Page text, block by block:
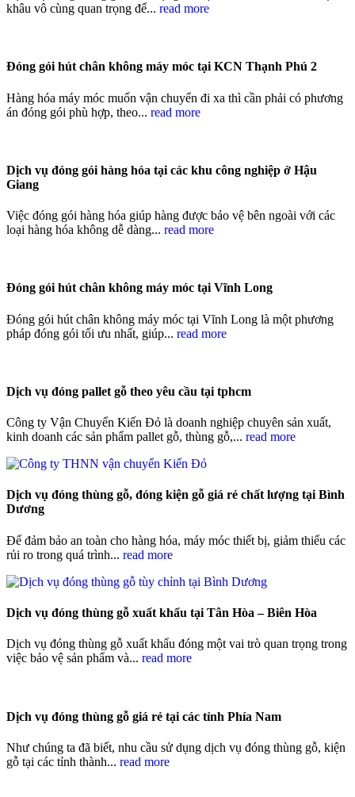
khâu vô cùng quan trọng để... read more
Đóng gói hút chân không máy móc tại KCN Thạnh Phú 2
Hàng hóa máy móc muốn vận chuyển đi xa thì cần phải có phương
án đóng gói phù hợp, theo... read more
Dịch vụ đóng gói hàng hóa tại các khu công nghiệp ở Hậu
Giang
Việc đóng gói hàng hóa giúp hàng được bảo vệ bên ngoài với các
loại hàng hóa không dễ dàng... read more
Đóng gói hút chân không máy móc tại Vĩnh Long
Đóng gói hút chân không máy móc tại Vĩnh Long là một phương
pháp đóng gói tối ưu nhất, giúp... read more
Dịch vụ đóng pallet gỗ theo yêu cầu tại tphcm
Công ty Vận Chuyển Kiến Đỏ là doanh nghiệp chuyên sản xuất,
kinh doanh các sản phẩm pallet gỗ, thùng gỗ,... read more
Dịch vụ đóng thùng gỗ, đóng kiện gỗ giá rẻ chất lượng tại Bình
Dương
Để đảm bảo an toàn cho hàng hóa, máy móc thiết bị, giảm thiểu các
rủi ro trong quá trình... read more
Dịch vụ đóng thùng gỗ xuất khẩu tại Tân Hòa – Biên Hòa
Dịch vụ đóng thùng gỗ xuất khẩu đóng một vai trò quan trọng trong
việc bảo vệ sản phẩm và... read more
Dịch vụ đóng thùng gỗ giá rẻ tại các tỉnh Phía Nam
Như chúng ta đã biết, nhu cầu sử dụng dịch vụ đóng thùng gỗ, kiện
gỗ tại các tỉnh thành... read more